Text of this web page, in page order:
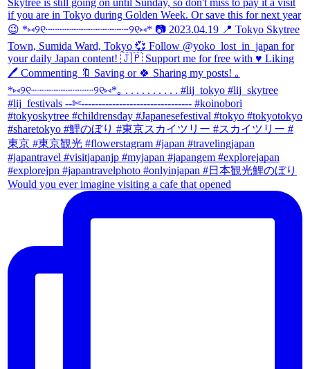
Would you ever imagine visiting a cafe that opened